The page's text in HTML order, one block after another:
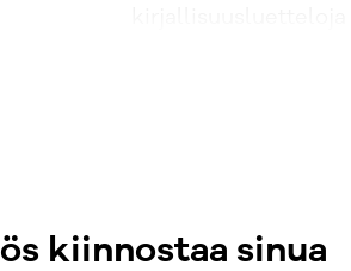
kiinnostaa sinua